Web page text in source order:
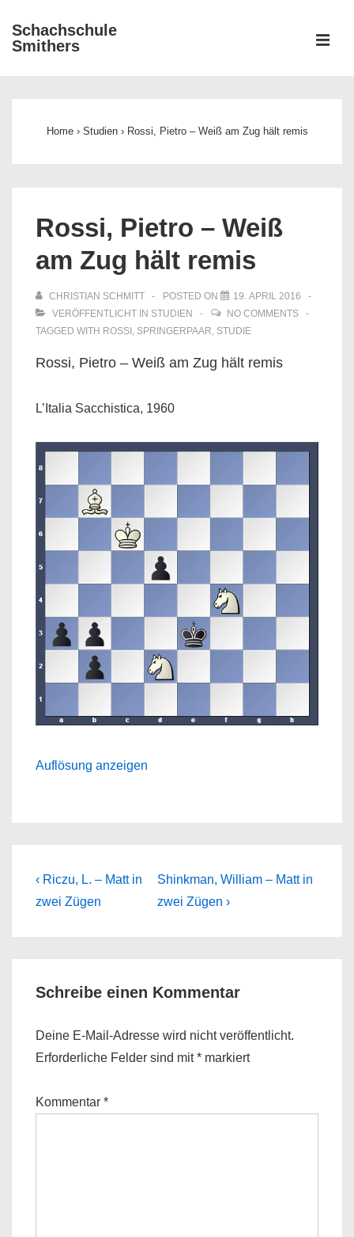
Zum
Inhalt
Schachschule
Smithers
Home › Studien › Rossi, Pietro – Weiß am Zug hält remis
Rossi, Pietro – Weiß
am Zug hält remis
CHRISTIAN SCHMITT POSTED ON
19. APRIL 2016
VERÖFFENTLICHT IN STUDIEN
NO COMMENTS
TAGGED WITH ROSSI , SPRINGERPAAR, STUDIE
Rossi, Pietro – Weiß am Zug hält remis
L’Italia Sacchistica, 1960
Auflösung anzeigen
Beitragsnavigation
Previous
Post
‹ Riczu, L. – Matt in
zwei Zügen
Next
Post
Shinkman, William – Matt in
zwei Zügen ›
Schreibe einen Kommentar
Deine E-Mail-Adresse wird nicht veröffentlicht.
Erforderliche Felder sind mit* markiert
Kommentar *